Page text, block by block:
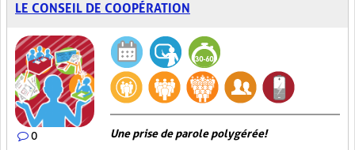
LE CONSEIL DE COOPÉRATION
0 Une prise de parole polygérée!